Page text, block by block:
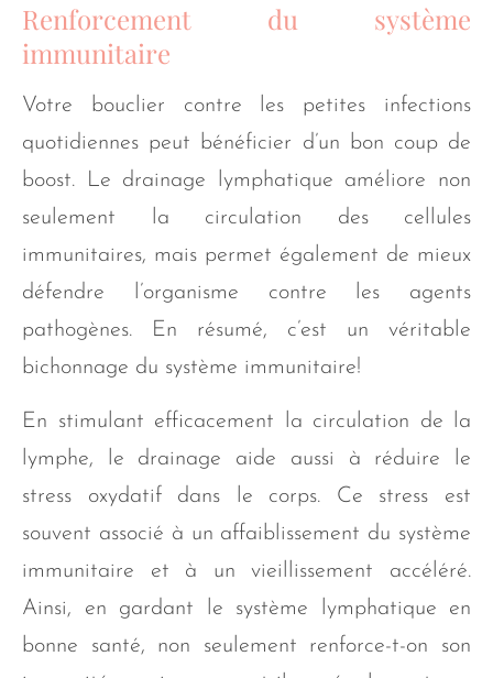
Renforcement du système
immunitaire
Votre bouclier contre les petites infections
quotidiennes peut bénéficier d’un bon coup de
boost. Le drainage lymphatique améliore non
seulement la circulation des cellules
immunitaires, mais permet également de mieux
défendre l’organisme contre les agents
pathogènes. En résumé, c’est un véritable
bichonnage du système immunitaire!
En stimulant efficacement la circulation de la
lymphe, le drainage aide aussi à réduire le
stress oxydatif dans le corps. Ce stress est
souvent associé à un affaiblissement du système
immunitaire et à un vieillissement accéléré.
Ainsi, en gardant le système lymphatique en
bonne santé, non seulement renforce-t-on son